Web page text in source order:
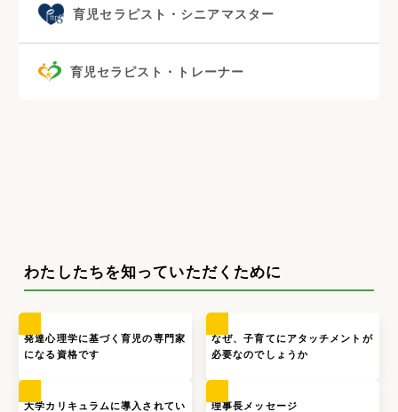
育児セラピスト・シニアマスター
育児セラピスト・トレーナー
わたしたちを知っていただくために
発達心理学に基づく育児の専門家
になる資格です
なぜ、子育てにアタッチメントが
必要なのでしょうか
大学カリキュラムに導入されてい
理事長メッセージ